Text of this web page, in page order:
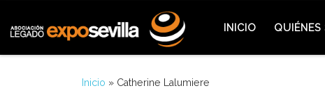
INICIO QUIÉNES
Inicio » Catherine Lalumiere